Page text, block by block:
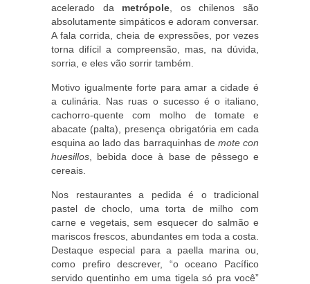
acelerado da metrópole , os chilenos são
absolutamente simpáticos e adoram conversar.
A fala corrida, cheia de expressões, por vezes
torna difícil a compreensão, mas, na dúvida,
sorria, e eles vão sorrir também.
Motivo igualmente forte para amar a cidade é
a culinária. Nas ruas o sucesso é o italiano,
cachorro-quente com molho de tomate e
abacate (palta), presença obrigatória em cada
esquina ao lado das barraquinhas de mote con
huesillos , bebida doce à base de pêssego e
cereais.
Nos restaurantes a pedida é o tradicional
pastel de choclo, uma torta de milho com
carne e vegetais, sem esquecer do salmão e
mariscos frescos, abundantes em toda a costa.
Destaque especial para a paella marina ou,
como prefiro descrever, “o oceano Pacífico
servido quentinho em uma tigela só pra você”